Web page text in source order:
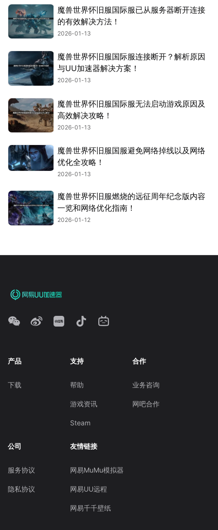
魔兽世界怀旧服国际服已从服务器断开连接
的有效解决方法！
2026-01-13
魔兽世界怀旧服国际服连接断开？解析原因
与UU加速器解决方案！
2026-01-13
魔兽世界怀旧服国际服无法启动游戏原因及
高效解决攻略！
2026-01-13
魔兽世界怀旧服国服避免网络掉线以及网络
优化全攻略！
2026-01-13
魔兽世界怀旧服燃烧的远征周年纪念版内容
一览和网络优化指南！
2026-01-12
产品
下载
支持
帮助
游戏资讯
Steam
合作
业务咨询
网吧合作
公司
服务协议
隐私协议
友情链接
网易MuMu模拟器
网易UU远程
网易千千壁纸